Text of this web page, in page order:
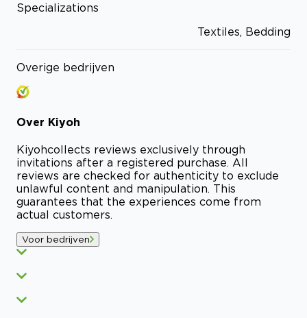
Specializations
Textiles, Bedding
Overige bedrijven
Over Kiyoh
Kiyohcollects reviews exclusively through
invitations after a registered purchase. All
reviews are checked for authenticity to exclude
unlawful content and manipulation. This
guarantees that the experiences come from
actual customers.
Voor bedrijven